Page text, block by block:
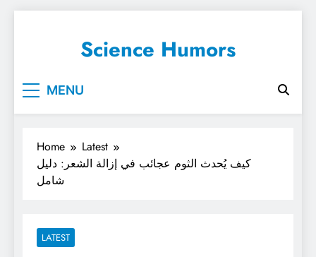
Science Humors
MENU
Home
Latest
كيف يُحدث الثوم عجائب في إزالة الشعر: دليل
شامل
LATEST